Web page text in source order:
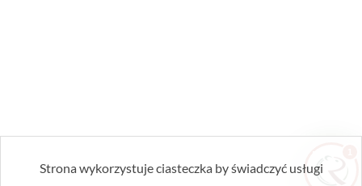
Strona wykorzystuje ciasteczka by świadczyć usługi